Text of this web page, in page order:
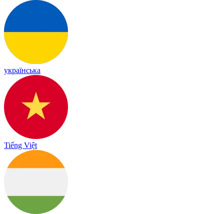
українська
Tiếng Việt